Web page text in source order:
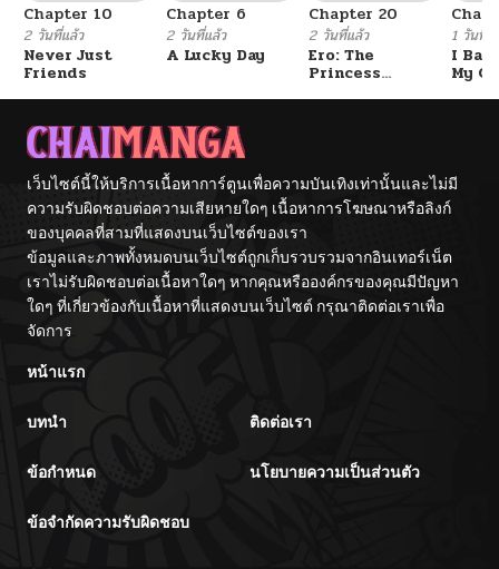
Chapter 10
2 วันที่แล้ว
Never Just
Friends
Chapter 6
2 วันที่แล้ว
A Lucky Day
Chapter 20
2 วันที่แล้ว
Ero: The
Princess
1 วันที่แ
I
My
เว็บไซต์นี้ให้บริการเนื้อหาการ์ตูนเพื่อความบันเทิงเท่านั้นและไม่มี
ความรับผิดชอบต่อความเสียหายใดๆ เนื้อหาการโฆษณาหรือลิงก์
ของบุคคลที่สามที่แสดงบนเว็บไซต์ของเรา
ข้อมูลและภาพทั้งหมดบนเว็บไซต์ถูกเก็บรวบรวมจากอินเทอร์เน็ต
เราไม่รับผิดชอบต่อเนื้อหาใดๆ หากคุณหรือองค์กรของคุณมีปัญหา
ใดๆ ที่เกี่ยวข้องกับเนื้อหาที่แสดงบนเว็บไซต์ กรุณาติดต่อเราเพื่อ
จัดการ
หน้าแรก
บทนำ ติดต่อเรา
ข้อกำหนด นโยบายความเป็นส่วนตัว
ข้อจำกัดความรับผิดชอบ